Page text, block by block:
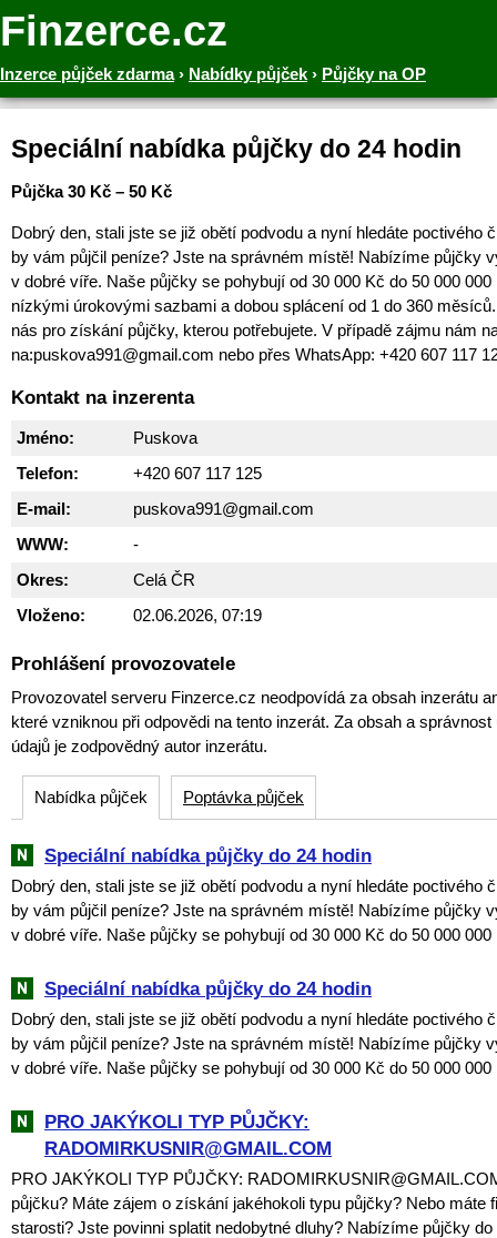
Finzerce.cz
Inzerce půjček zdarma› Nabídky půjček › Půjčky na OP
Speciální nabídka půjčky do 24 hodin
Půjčka 30 Kč – 50 Kč
Dobrý den, stali jste se již obětí podvodu a nyní hledáte poctivého
by vám půjčil peníze? Jste na správném místě! Nabízíme půjčky
v dobré víře. Naše půjčky se pohybují od 30 000 Kč do 50 000
nízkými úrokovými sazbami a dobou splácení od 1 do 360
nás pro získání půjčky, kterou potřebujete. V případě zájmu nám
na:puskova991@gmail.com nebo přes WhatsApp: +420 607 117
Kontakt na inzerenta
Jméno:
Puskova
Telefon:
+420 607 117 125
E-mail:
puskova991@gmail.com
WWW:
-
Okres:
Celá ČR
Vloženo:
02.06.2026, 07:19
Prohlášení provozovatele
Provozovatel serveru Finzerce.cz neodpovídá za obsah inzerátu
které vzniknou při odpovědi na tento inzerát. Za obsah a
údajů je zodpovědný autor inzerátu.
Nabídka půjček Poptávka půjček
Speciální nabídka půjčky do 24 hodin
Dobrý den, stali jste se již obětí podvodu a nyní hledáte poctivého
by vám půjčil peníze? Jste na správném místě! Nabízíme půjčky
v dobré víře. Naše půjčky se pohybují od 30 000 Kč do 50 000 000
Speciální nabídka půjčky do 24 hodin
Dobrý den, stali jste se již obětí podvodu a nyní hledáte poctivého
by vám půjčil peníze? Jste na správném místě! Nabízíme půjčky
v dobré víře. Naše půjčky se pohybují od 30 000 Kč do 50 000 000
PRO JAKÝKOLI TYP PŮJČKY:
RADOMIRKUSNIR@GMAIL.COM
PRO JAKÝKOLI TYP PŮJČKY:
půjčku? Máte zájem o získání jakéhokoli typu půjčky? Nebo máte
starosti? Jste povinni splatit nedobytné dluhy? Nabízíme půjčky